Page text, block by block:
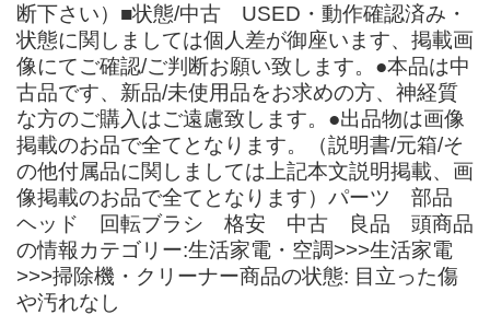
断下さい）■状態/中古 USED・動作確認済み・
状態に関しましては個人差が御座います、掲載画
像にてご確認/ご判断お願い致します。●本品は中
古品です、新品/未使用品をお求めの方、神経質
な方のご購入はご遠慮致します。●出品物は画像
掲載のお品で全てとなります。（説明書/元箱/そ
の他付属品に関しましては上記本文説明掲載、画
像掲載のお品で全てとなります）パーツ 部品
ヘッド 回転ブラシ 格安 中古 良品 頭商品
の情報カテゴリー:生活家電・空調>>>生活家電
>>>掃除機・クリーナー商品の状態: 目立った傷
や汚れなし